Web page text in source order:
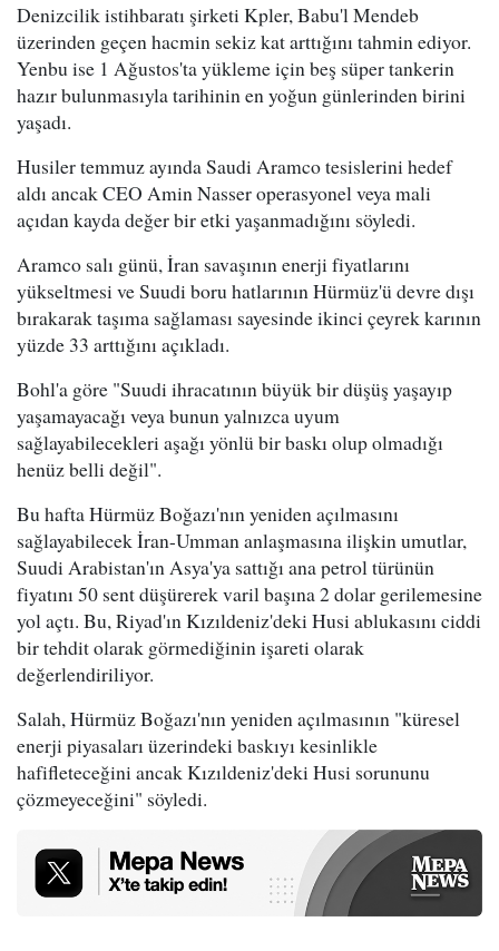
Denizcilik istihbaratı şirketi Kpler, Babu'l Mendeb
üzerinden geçen hacmin sekiz kat arttığını tahmin ediyor.
Yenbu ise 1 Ağustos'ta yükleme için beş süper tankerin
hazır bulunmasıyla tarihinin en yoğun günlerinden birini
yaşadı.
Husiler temmuz ayında Saudi Aramco tesislerini hedef
aldı ancak CEO Amin Nasser operasyonel veya mali
açıdan kayda değer bir etki yaşanmadığını söyledi.
Aramco salı günü, İran savaşının enerji fiyatlarını
yükseltmesi ve Suudi boru hatlarının Hürmüz'ü devre dışı
bırakarak taşıma sağlaması sayesinde ikinci çeyrek karının
yüzde 33 arttığını açıkladı.
Bohl'a göre "Suudi ihracatının büyük bir düşüş yaşayıp
yaşamayacağı veya bunun yalnızca uyum
sağlayabilecekleri aşağı yönlü bir baskı olup olmadığı
henüz belli değil".
Bu hafta Hürmüz Boğazı'nın yeniden açılmasını
sağlayabilecek İran-Umman anlaşmasına ilişkin umutlar,
Suudi Arabistan'ın Asya'ya sattığı ana petrol türünün
fiyatını 50 sent düşürerek varil başına 2 dolar gerilemesine
yol açtı. Bu, Riyad'ın Kızıldeniz'deki Husi ablukasını ciddi
bir tehdit olarak görmediğinin işareti olarak
değerlendiriliyor.
Salah, Hürmüz Boğazı'nın yeniden açılmasının "küresel
enerji piyasaları üzerindeki baskıyı kesinlikle
hafifleteceğini ancak Kızıldeniz'deki Husi sorununu
çözmeyeceğini" söyledi.